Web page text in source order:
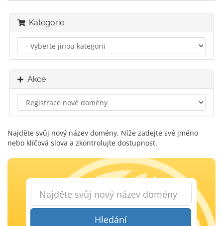
Kategorie
Akce
Najděte svůj nový název domény. Níže zadejte své jméno
nebo klíčová slova a zkontrolujte dostupnost.
Hledání